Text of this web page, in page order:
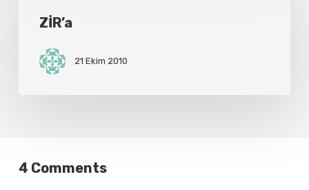
ZİR’a
21 Ekim 2010
4 Comments